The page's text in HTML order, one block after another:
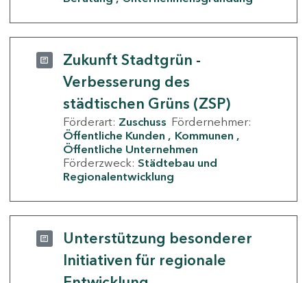
Zukunft Stadtgrün -
Verbesserung des
städtischen Grüns (ZSP)
Förderart: Zuschuss Fördernehmer:
Öffentliche Kunden
Kommunen
Öffentliche Unternehmen
Förderzweck: Städtebau und
Regionalentwicklung
Unterstützung besonderer
Initiativen für regionale